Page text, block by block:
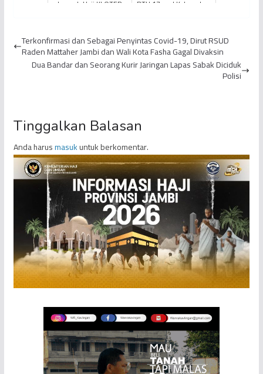
Jemaah Haji KLOTER
Sunah di...
BTH 17 asal Kabupaten
Terkonfirmasi dan Sebagai Penyintas Covid-19, Dirut RSUD
Raden Mattaher Jambi dan Wali Kota Fasha Gagal Divaksin
Dua Bandar dan Seorang Kurir Jaringan Lapas Sabak Diciduk
Polisi
Tinggalkan Balasan
Anda harusmasukuntuk berkomentar.